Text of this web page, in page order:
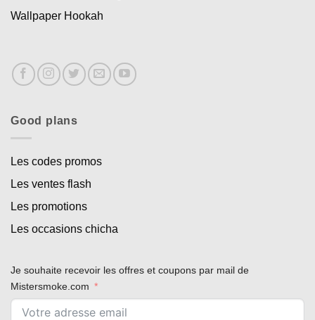
Wallpaper Hookah
Good plans
Les codes promos
Les ventes flash
Les promotions
Les occasions chicha
Je souhaite recevoir les offres et coupons par mail de
Mistersmoke.com